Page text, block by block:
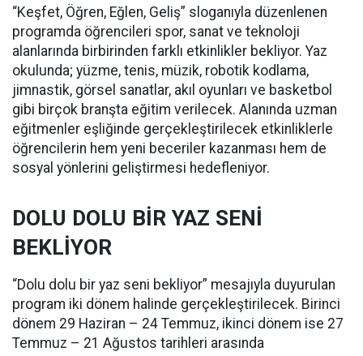
“Keşfet, Öğren, Eğlen, Geliş” sloganıyla düzenlenen
programda öğrencileri spor, sanat ve teknoloji
alanlarında birbirinden farklı etkinlikler bekliyor. Yaz
okulunda; yüzme, tenis, müzik, robotik kodlama,
jimnastik, görsel sanatlar, akıl oyunları ve basketbol
gibi birçok branşta eğitim verilecek. Alanında uzman
eğitmenler eşliğinde gerçekleştirilecek etkinliklerle
öğrencilerin hem yeni beceriler kazanması hem de
sosyal yönlerini geliştirmesi hedefleniyor.
DOLU DOLU BİR YAZ SENİ
BEKLİYOR
“Dolu dolu bir yaz seni bekliyor” mesajıyla duyurulan
program iki dönem halinde gerçekleştirilecek. Birinci
dönem 29 Haziran – 24 Temmuz, ikinci dönem ise 27
Temmuz – 21 Ağustos tarihleri arasında